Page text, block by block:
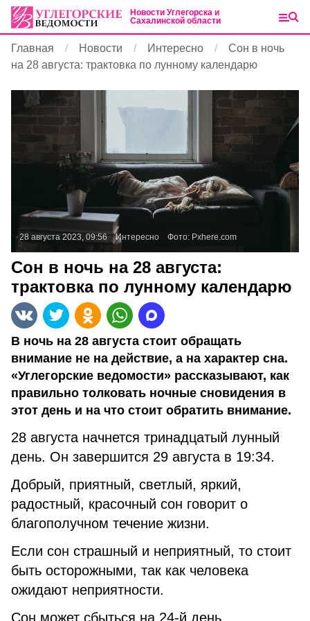
Новости Углегорска и
Сахалинской области
Главная Новости Интересно
Сон в ночь
на 28 августа: трактовка по лунному календарю
28 августа 2023, 09:56 Интересно Фото: Pxhere.com
Сон в ночь на 28 августа:
трактовка по лунному календарю
В ночь на 28 августа стоит обращать
внимание не на действие, а на характер сна.
«Углегорские ведомости» рассказывают, как
правильно толковать ночные сновидения в
этот день и на что стоит обратить внимание.
28 августа начнется тринадцатый лунный
день. Он завершится 29 августа в 19:34.
Добрый, приятный, светлый, яркий,
радостный, красочный сон говорит о
благополучном течение жизни.
Если сон страшный и неприятный, то стоит
быть осторожными, так как человека
ожидают неприятности.
Сон может сбыться на 24-й день.